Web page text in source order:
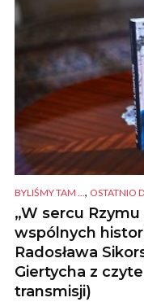
BYLIŚMY TAM ..., OSTATNIO
„W sercu
wspólnych
Radosława
Giertycha z
transmisji)